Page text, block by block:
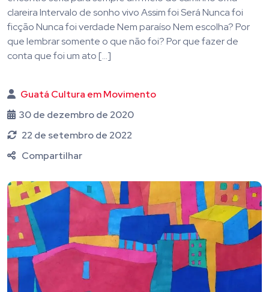
clareira Intervalo de sonho vivo Assim foi Será Nunca foi
ficção Nunca foi verdade Nem paraíso Nem escolha? Por
que lembrar somente o que não foi? Por que fazer de
conta que foi um ato […]
Guatá Cultura em Movimento
30 de dezembro de 2020
22 de setembro de 2022
Compartilhar